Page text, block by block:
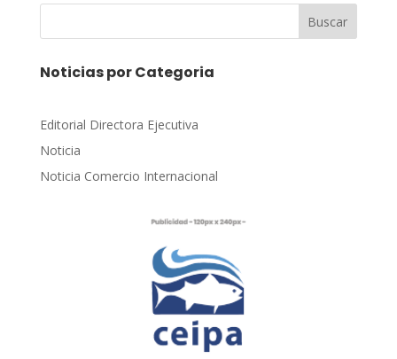
Buscar
Noticias por Categoria
Editorial Directora Ejecutiva
Noticia
Noticia Comercio Internacional